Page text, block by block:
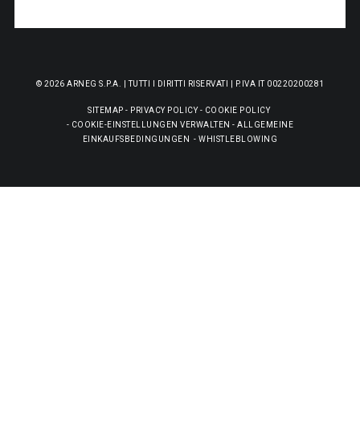
© 2026 ARNEG S.P.A. | TUTTI I DIRITTI RISERVATI | P.IVA IT 00220200281
SITEMAP - PRIVACY POLICY- COOKIE POLICY
- COOKIE-EINSTELLUNGEN VERWALTEN -ALLGEMEINE
EINKAUFSBEDINGUNGEN
-WHISTLEBLOWING